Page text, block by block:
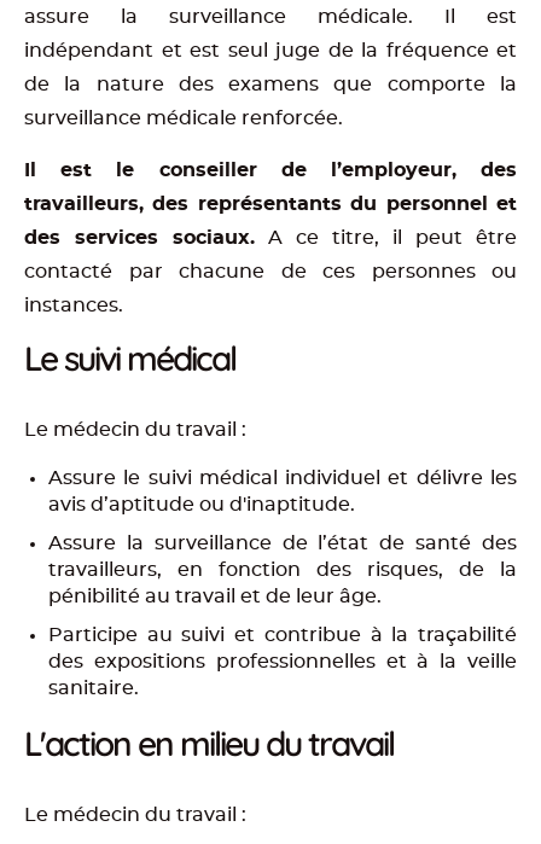
assure la surveillance médicale. Il est
indépendant et est seul juge de la fréquence et
de la nature des examens que comporte la
surveillance médicale renforcée.
Il est le conseiller de l’employeur, des
travailleurs, des représentants du personnel et
des services sociaux. A ce titre, il peut être
contacté par chacune de ces personnes ou
instances.
Le suivi médical
Le médecin du travail :
Assure le suivi médical individuel et délivre les
avis d’aptitude ou d'inaptitude.
Assure la surveillance de l’état de santé des
travailleurs, en fonction des risques, de la
pénibilité au travail et de leur âge.
Participe au suivi et contribue à la traçabilité
des expositions professionnelles et à la veille
sanitaire.
L'action en milieu du travail
Le médecin du travail :